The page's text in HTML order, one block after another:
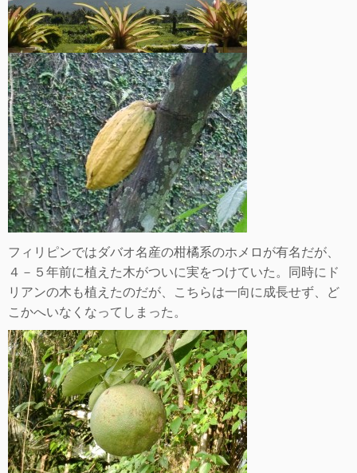
フィリピンではダバオ名産の柑橘系のホメロが有名だが、
４－５年前に植えた木がついに実をつけていた。同時にド
リアンの木も植えたのだが、こちらは一向に成長せず、ど
こかへいなくなってしまった。